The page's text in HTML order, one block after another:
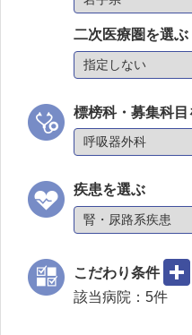
二次医療圏を選ぶ
標榜科・募集科目
疾患を選ぶ
こだわり条件
該当病院： 5件